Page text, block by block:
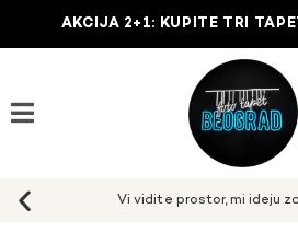
AKCIJA 2+1: KUPITE TRI